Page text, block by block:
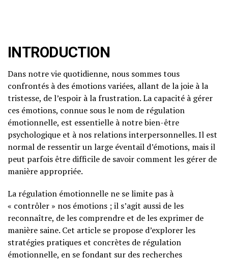
INTRODUCTION
Dans notre vie quotidienne, nous sommes tous
confrontés à des émotions variées, allant de la joie à la
tristesse, de l’espoir à la frustration. La capacité à gérer
ces émotions, connue sous le nom de régulation
émotionnelle, est essentielle à notre bien-être
psychologique et à nos relations interpersonnelles. Il est
normal de ressentir un large éventail d’émotions, mais il
peut parfois être difficile de savoir comment les gérer de
manière appropriée.
La régulation émotionnelle ne se limite pas à
« contrôler » nos émotions ; il s’agit aussi de les
reconnaître, de les comprendre et de les exprimer de
manière saine. Cet article se propose d’explorer les
stratégies pratiques et concrètes de régulation
émotionnelle, en se fondant sur des recherches